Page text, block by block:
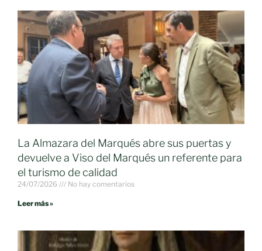
La Almazara del Marqués abre sus puertas y
devuelve a Viso del Marqués un referente para
el turismo de calidad
24/07/2026 No hay comentarios
Leer más »